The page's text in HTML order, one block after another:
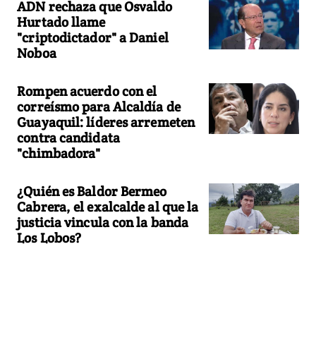
ADN rechaza que Osvaldo
Hurtado llame
"criptodictador" a Daniel
Noboa
Rompen acuerdo con el
correísmo para Alcaldía de
Guayaquil: líderes arremeten
contra candidata
"chimbadora"
¿Quién es Baldor Bermeo
Cabrera, el exalcalde al que la
justicia vincula con la banda
Los Lobos?